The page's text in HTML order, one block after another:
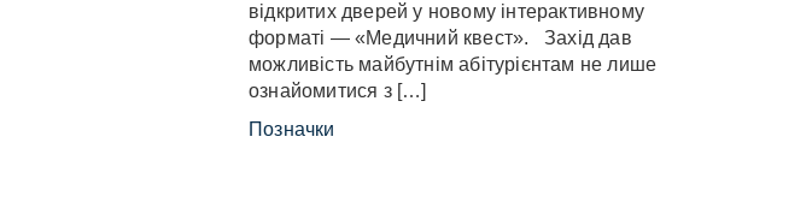
відкритих дверей у новому інтерактивному
форматі — «Медичний квест». Захід дав
можливість майбутнім абітурієнтам не лише
ознайомитися з […]
Позначки